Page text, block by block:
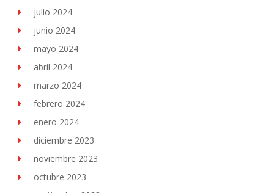
julio 2024
junio 2024
mayo 2024
abril 2024
marzo 2024
febrero 2024
enero 2024
diciembre 2023
noviembre 2023
octubre 2023